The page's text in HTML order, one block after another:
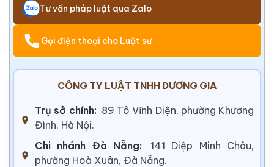
Tư vấn pháp luật qua Zalo
Gọi điện thoại cho Luật sư
CÔNG TY LUẬT TNHH DƯƠNG GIA
Trụ sở chính: 89 Tô Vĩnh Diện, phường Khương
Đình, Hà Nội.
Chi nhánh Đà Nẵng:
141 Diệp Minh Châu,
phường Hoà Xuân, Đà Nẵng.